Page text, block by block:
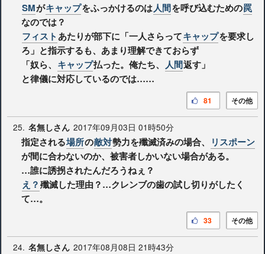
SMがキャップをふっかけるのは人間を呼び込むための罠
なのでは？
フィストあたりが部下に「一人さらってキャップを要求し
ろ」と指示するも、あまり理解できておらず
「奴ら、 キャップ払った。俺たち、 人間返す」
と律儀に対応しているのでは……
その他
81
25. 名無しさん 2017年09月03日 01時50分
指定される場所の敵対勢力を殲滅済みの場合、
リスポーン
が間に合わないのか、被害者しかいない場合がある。
…誰に誘拐されたんだろうねぇ？
え？殲滅した理由？…クレンブの歯の試し切りがしたく
て…。
その他
33
24. 名無しさん 2017年08月08日 21時43分